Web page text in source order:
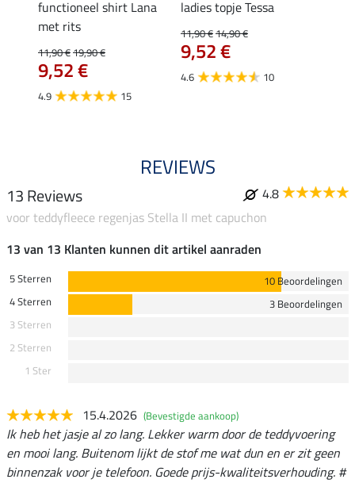
functioneel shirt Lana
met rits
11,90 €19,90 €
9,52 €
4.9 15
ladies topje Tessa
11,90 €14,90 €
9,52 €
4.6 10
REVIEWS
13 Reviews
4.8
voor teddyfleece regenjas Stella II met capuchon
13 van 13 Klanten kunnen dit artikel aanraden
5 Sterren
10 Beoordelingen
4 Sterren
3 Beoordelingen
3 Sterren
2 Sterren
1 Ster
15.4.2026 (Bevestigde aankoop)
Ik heb het jasje al zo lang. Lekker warm door de teddyvoering
en mooi lang. Buitenom lijkt de stof me wat dun en er zit geen
binnenzak voor je telefoon. Goede prijs-kwaliteitsverhouding. #